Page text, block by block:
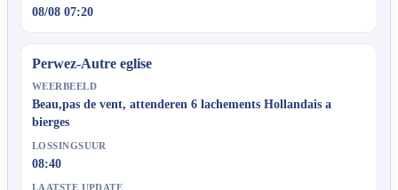
08/08 07:20
Perwez-Autre eglise
WEERBEELD
Beau,pas de vent, attenderen 6 lachements Hollandais a
bierges
LOSSINGSUUR
08:40
LAATSTE UPDATE